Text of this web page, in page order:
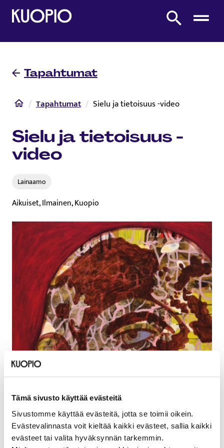
Tämä sivusto käyttää evästeitä
Sivustomme käyttää evästeitä, jotta se toimii oikein.
Evästevalinnasta voit kieltää kaikki evästeet, sallia kaikki
evästeet tai valita hyväksynnän tarkemmin.
Etusivulle
Etsi sivustolta
Tapahtumat
Etusivu
Tapahtumat Sielu ja tietoisuus -video
Sielu ja tietoisuus -
video
Lainaamo
Aikuiset, Ilmainen, Kuopio